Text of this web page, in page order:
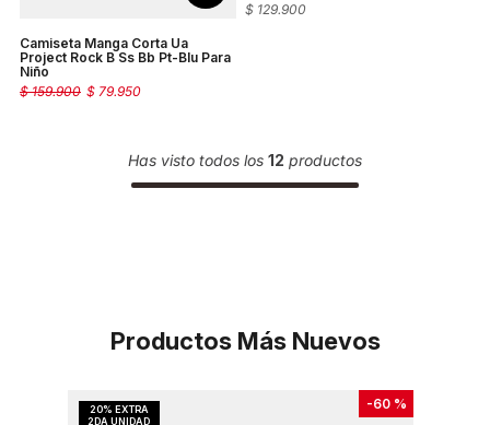
Camiseta Manga Corta Ua
Project Rock B Ss Bb Pt-Blu Para
Niño
$ 79.950
$ 159.900
$ 129.900
Has visto todos los 12 productos
Productos Más Nuevos
-60 %